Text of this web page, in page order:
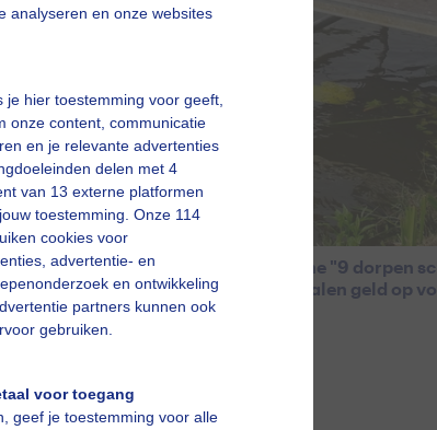
analyseren en onze websites
je hier toestemming voor geeft,
onze content, communicatie
en je relevante advertenties
delen met 4
van 13 externe platformen
toestemming. Onze 114
cookies voor
advertentie- en
en ontwikkeling
partners kunnen ook
gebruiken.
voor toegang
geef je toestemming voor alle
een parallel met de legendarische "9 dorpen
terug te vinden. Ze halen geld op
mee Gr